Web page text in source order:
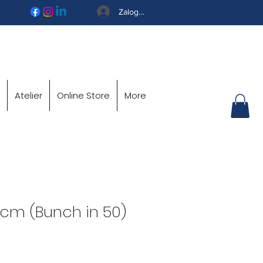
Zaloguj się
Atelier Online Store More
(Bunch in 50)